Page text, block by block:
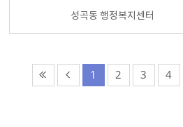
성곡동 행정복지센터
1 2 3 4